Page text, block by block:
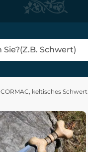
CORMAC, keltisches Schwert